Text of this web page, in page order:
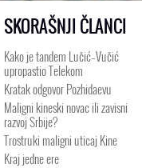
SKORAŠNJI ČLANCI
Kako je tandem Lučić–Vučić
upropastio Telekom
Kratak odgovor Pozhidaevu
Maligni kineski novac ili zavisni
razvoj Srbije?
Trostruki maligni uticaj Kine
Kraj jedne ere